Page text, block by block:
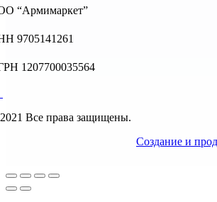
“Армимаркет”
9705141261
1207700035564
Все права защищены.
Создание и